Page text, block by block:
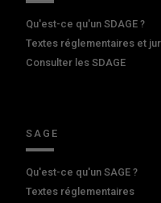
Qu'est-ce qu'un SDAGE ?
Textes réglementaires et
Consulter les SDAGE
SAGE
Qu'est-ce qu'un SAGE ?
Textes réglementaires